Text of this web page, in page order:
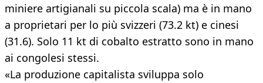
miniere artigianali su piccola scala) ma è in mano
a proprietari per lo più svizzeri (73.2 kt) e cinesi
(31.6). Solo 11 kt di cobalto estratto sono in mano
ai congolesi stessi.
«La produzione capitalista sviluppa solo